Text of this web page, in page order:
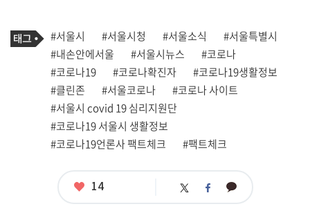
기
사
관
련
태
그
태
그
#서울시 #서울시청 #서울소식
#서울특별시
#내손안에서울
#서울시뉴스
#코로나
#코로나19
#코로나확진자
#코로나19생활정보
#클린존
#서울코로나
#코로나 사이트
#서울시 covid 19 심리지원단
#코로나19 서울시 생활정보
#코로나19언론사 팩트체크
#팩트체크
좋
14 트 페 카